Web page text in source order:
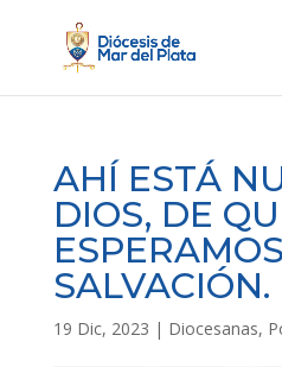
AHÍ ESTÁ
DIOS, DE
SALVACIÓN.
19 Dic, 2023 | Diocesanas,